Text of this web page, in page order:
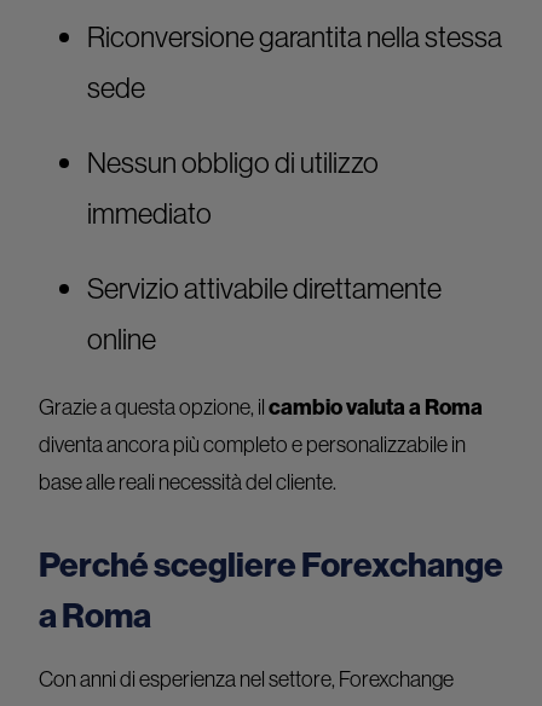
Riconversione garantita nella stessa
sede
Nessun obbligo di utilizzo
immediato
Servizio attivabile direttamente
online
Grazie a questa opzione, ilcambio valuta a Roma
diventa ancora più completo e personalizzabile in
base alle reali necessità del cliente.
Perché scegliere Forexchange
a Roma
Con anni di esperienza nel settore, Forexchange